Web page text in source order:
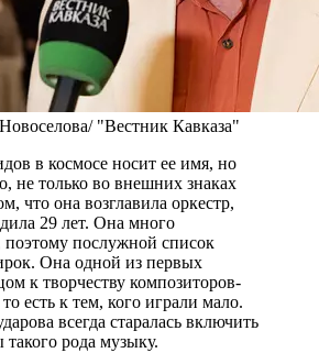
"Вестник Кавказа"
в космосе носит ее имя, но
не только во внешних знаках
что она возглавила оркестр,
29 лет. Она много
поэтому послужной список
Она одной из первых
к творчеству композиторов-
есть к тем, кого играли мало.
всегда старалась включить
рода музыку.